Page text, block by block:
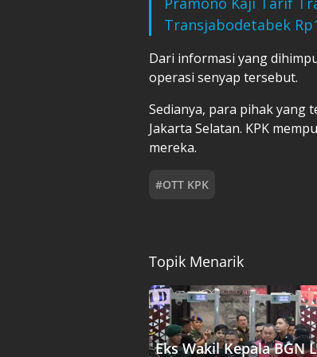
Transjabodetabek
Dari informasi yang
operasi senyap tersebut.
Sedianya, para pihak yang
Jakarta Selatan. KPK
mereka.
#OTT KPK
Topik Menarik
Eks Wakil Kepala BGN